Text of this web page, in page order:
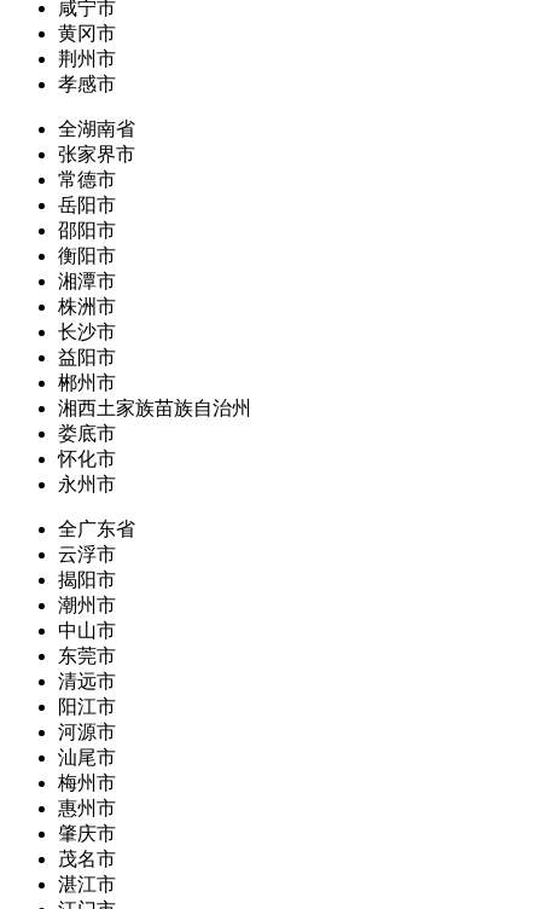
咸宁市
黄冈市
荆州市
孝感市
全湖南省
张家界市
常德市
岳阳市
邵阳市
衡阳市
湘潭市
株洲市
长沙市
益阳市
郴州市
湘西土家族苗族自治州
娄底市
怀化市
永州市
全广东省
云浮市
揭阳市
潮州市
中山市
东莞市
清远市
阳江市
河源市
汕尾市
梅州市
惠州市
肇庆市
茂名市
湛江市